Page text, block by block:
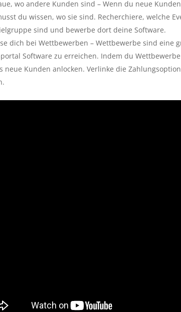
wo andere Kunden sind – Wenn du neue
du wissen, wo sie sind. Recherchiere, welche
sind und bewerbe dort deine Software.
dich bei Wettbewerben – Wettbewerbe sind
Software zu erreichen. Indem du
neue Kunden anlocken. Verlinke die